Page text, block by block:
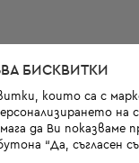
БИСКВИТКИ
които са с
на
да Ви показваме
“Да, съгласен